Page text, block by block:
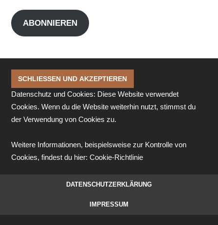
Adresse
ABONNIEREN
Datenschutz und Cookies: Diese Website verwendet
Cookies. Wenn du die Website weiterhin nutzt, stimmst du
der Verwendung von Cookies zu.
Weitere Informationen, beispielsweise zur Kontrolle von
Cookies, findest du hier: Cookie-Richtlinie
DATENSCHUTZERKLÄRUNG
IMPRESSUM